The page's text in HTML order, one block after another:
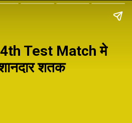
Test Match मे
शतक